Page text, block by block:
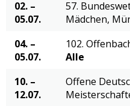
02. –
05.07.
57.
Mädchen,
04. –
05.07.
102.
Alle
10. –
12.07.
Offene